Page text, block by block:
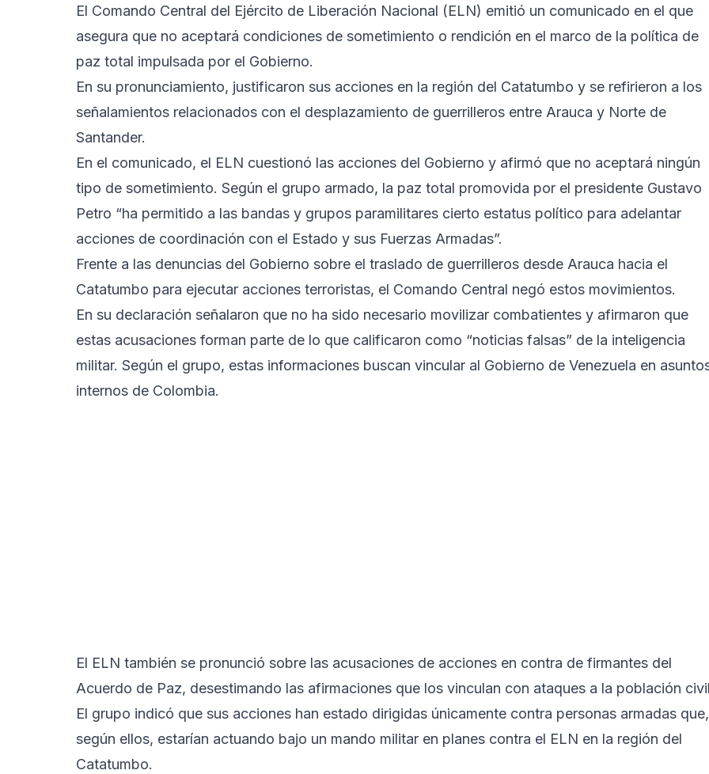
El Comando Central del Ejército de Liberación Nacional (ELN) emitió un comunicado en el que
asegura que no aceptará condiciones de sometimiento o rendición en el marco de la política de
paz total impulsada por el Gobierno.
En su pronunciamiento, justificaron sus acciones en la región del Catatumbo y se refirieron a los
señalamientos relacionados con el desplazamiento de guerrilleros entre Arauca y Norte de
Santander.
En el comunicado, el ELN cuestionó las acciones del Gobierno y afirmó que no aceptará ningún
tipo de sometimiento. Según el grupo armado, la paz total promovida por el presidente Gustavo
Petro “ha permitido a las bandas y grupos paramilitares cierto estatus político para adelantar
acciones de coordinación con el Estado y sus Fuerzas Armadas”.
Frente a las denuncias del Gobierno sobre el traslado de guerrilleros desde Arauca hacia el
Catatumbo para ejecutar acciones terroristas, el Comando Central negó estos movimientos.
En su declaración señalaron que no ha sido necesario movilizar combatientes y afirmaron que
estas acusaciones forman parte de lo que calificaron como “noticias falsas” de la inteligencia
militar. Según el grupo, estas informaciones buscan vincular al Gobierno de Venezuela en
internos de Colombia.
El ELN también se pronunció sobre las acusaciones de acciones en contra de firmantes del
Acuerdo de Paz, desestimando las afirmaciones que los vinculan con ataques a la población
El grupo indicó que sus acciones han estado dirigidas únicamente contra personas armadas que,
según ellos, estarían actuando bajo un mando militar en planes contra el ELN en la región del
Catatumbo.